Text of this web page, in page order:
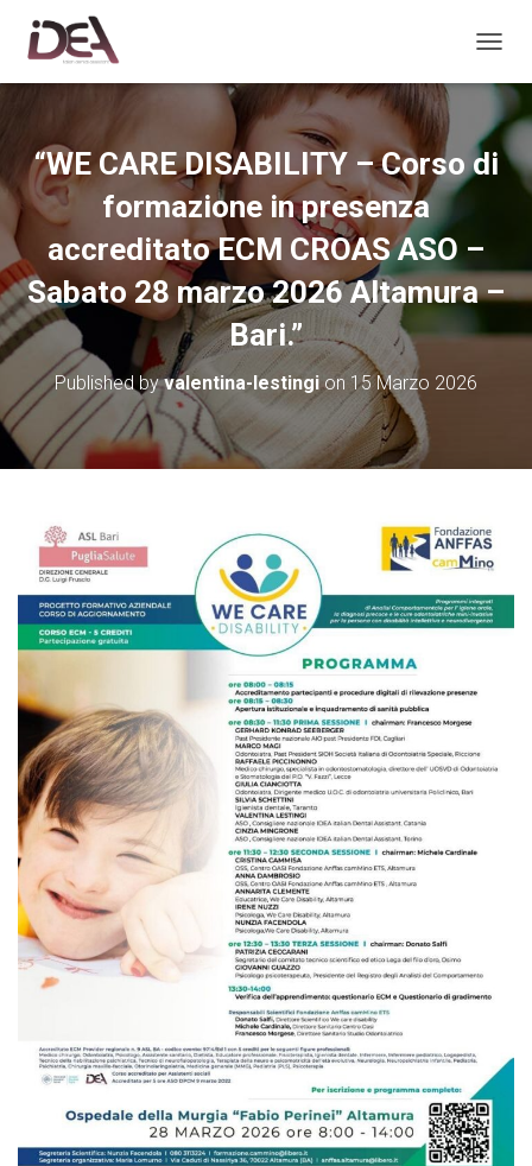
“WE CARE DISABILITY – Corso di
formazione in presenza
accreditato ECM CROAS ASO –
Sabato 28 marzo 2026 Altamura –
Bari.”
Published byvalentina-lestingion 15 Marzo 2026